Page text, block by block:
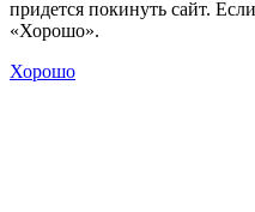
придется покинуть сайт.
«Хорошо».
Хорошо